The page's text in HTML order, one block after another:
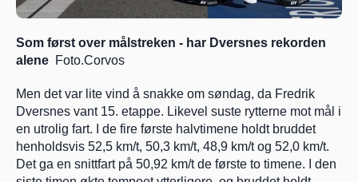
Som først over målstreken - har Dversnes rekorden
alene Foto.Corvos
Men det var lite vind å snakke om søndag, da Fredrik
Dversnes vant 15. etappe. Likevel suste rytterne mot mål i
en utrolig fart. I de fire første halvtimene holdt bruddet
henholdsvis 52,5 km/t, 50,3 km/t, 48,9 km/t og 52,0 km/t.
Det ga en snittfart på 50,92 km/t de første to timene. I den